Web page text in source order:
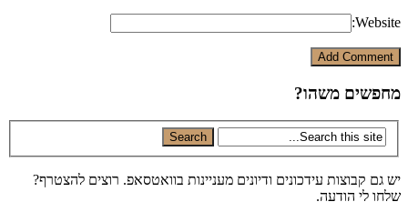
Website:
מחפשים משהו?
יש גם קבוצות עידכונים ודיונים מעניינות בוואטסאפ. רוצים להצטרף?
שלחו לי הודעה.